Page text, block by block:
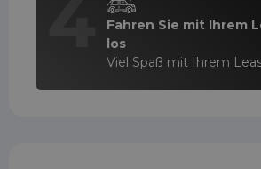
Fahren Sie mit Ihrem
los
Viel Spaß mit Ihrem